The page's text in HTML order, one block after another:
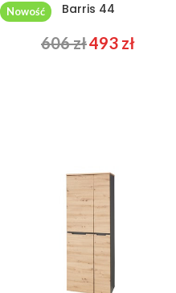
Barris 44
606zł493 zł
Nowość